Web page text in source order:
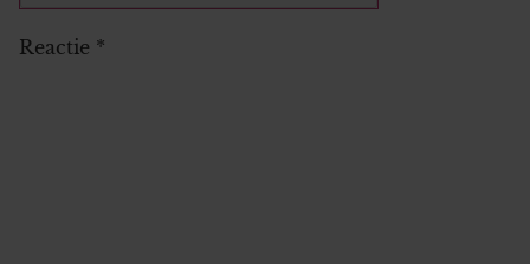
Reactie *